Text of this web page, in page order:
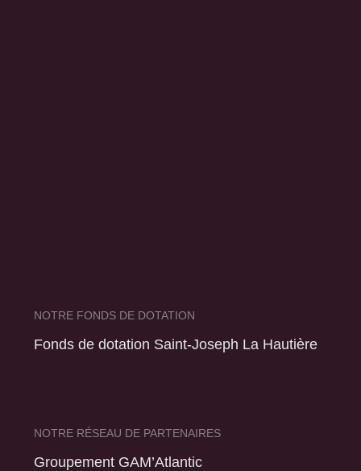
NOTRE FONDS DE DOTATION
Fonds de dotation Saint-Joseph La Hautière
NOTRE RÉSEAU DE PARTENAIRES
Groupement GAM’Atlantic